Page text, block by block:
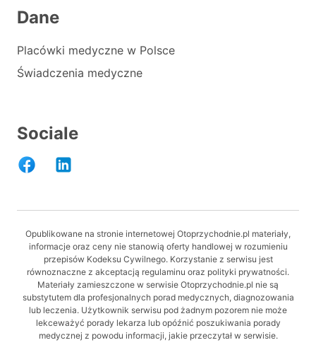
Dane
Placówki medyczne w Polsce
Świadczenia medyczne
Sociale
Opublikowane na stronie internetowej Otoprzychodnie.pl materiały,
informacje oraz ceny nie stanowią oferty handlowej w rozumieniu
przepisów Kodeksu Cywilnego. Korzystanie z serwisu jest
równoznaczne z akceptacją regulaminu oraz polityki prywatności.
Materiały zamieszczone w serwisie Otoprzychodnie.pl nie są
substytutem dla profesjonalnych porad medycznych, diagnozowania
lub leczenia. Użytkownik serwisu pod żadnym pozorem nie może
lekceważyć porady lekarza lub opóźnić poszukiwania porady
medycznej z powodu informacji, jakie przeczytał w serwisie.